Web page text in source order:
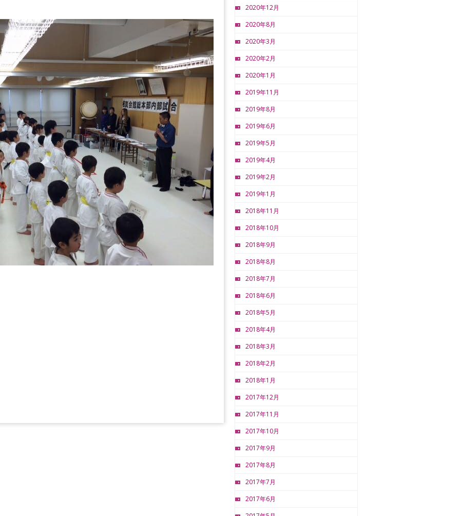
2020年12月
2020年8月
2020年3月
2020年2月
2020年1月
2019年11月
2019年8月
2019年6月
2019年5月
2019年4月
2019年2月
2019年1月
2018年11月
2018年10月
2018年9月
2018年8月
2018年7月
2018年6月
2018年5月
2018年4月
2018年3月
2018年2月
2018年1月
2017年12月
2017年11月
2017年10月
2017年9月
2017年8月
2017年7月
2017年6月